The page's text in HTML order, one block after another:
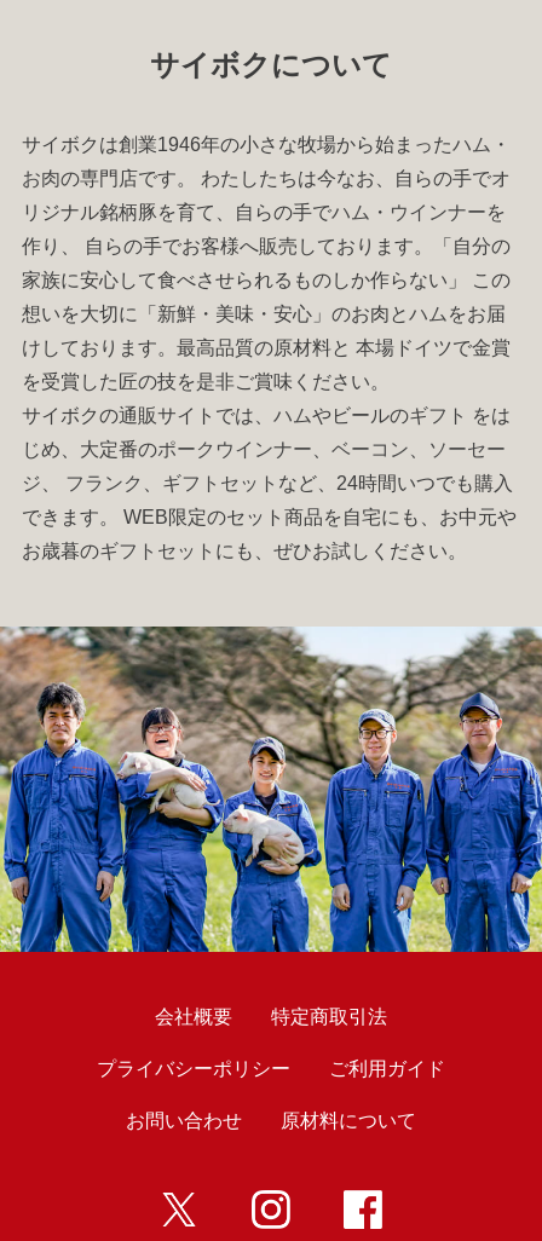
サイボクについて
サイボクは創業1946年の小さな牧場から始まったハム ・
お肉の専門店です。 わたしたちは今なお、自らの手でオ
リジナル銘柄豚を育て、自らの手でハム ・ ウインナーを
作り、 自らの手でお客様へ販売しております。「自分の
家族に安心して食べさせられるものしか作らない」 この
想いを大切に「新鮮・美味・安心」のお肉とハム をお届
けしております。最高品質の原材料と 本場ドイツで金賞
を受賞した匠の技を是非ご賞味ください。
サイボクの通販サイトでは、 ハムやビールのギフト をは
じめ、大定番のポークウインナー ベーコン
ソーセー
ジ
フランク ギフトセット など、24時間いつでも購入
できます。 WEB限定のセット商品を自宅にも、お中元や
お歳暮のギフトセット にも、ぜひお試しください。
会社概要 特定商取引法
プライバシーポリシー ご利用ガイド
お問い合わせ 原材料について
twitter インスタ